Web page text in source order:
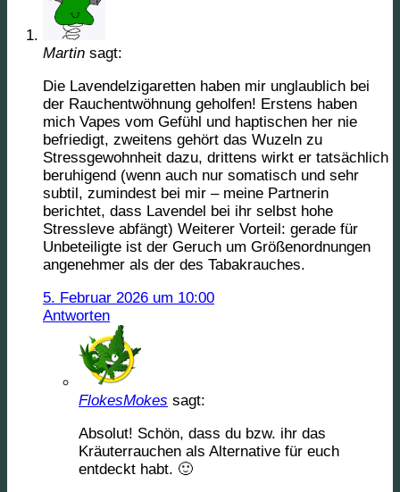
Martin sagt:
Die Lavendelzigaretten haben mir unglaublich bei
der Rauchentwöhnung geholfen! Erstens haben
mich Vapes vom Gefühl und haptischen her nie
befriedigt, zweitens gehört das Wuzeln zu
Stressgewohnheit dazu, drittens wirkt er tatsächlich
beruhigend (wenn auch nur somatisch und sehr
subtil, zumindest bei mir – meine Partnerin
berichtet, dass Lavendel bei ihr selbst hohe
Stressleve abfängt) Weiterer Vorteil: gerade für
Unbeteiligte ist der Geruch um Größenordnungen
angenehmer als der des Tabakrauches.
5. Februar 2026 um 10:00
Antworten
FlokesMokes sagt:
Absolut! Schön, dass du bzw. ihr das
Kräuterrauchen als Alternative für euch
entdeckt habt. 🙂